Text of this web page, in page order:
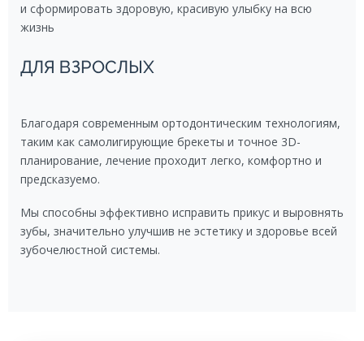
и сформировать здоровую, красивую улыбку на всю
жизнь
ДЛЯ ВЗРОСЛЫХ
Благодаря современным ортодонтическим технологиям,
таким как самолигирующие брекеты и точное 3D-
планирование, лечение проходит легко, комфортно и
предсказуемо.
Мы способны эффективно исправить прикус и выровнять
зубы, значительно улучшив не эстетику и здоровье всей
зубочелюстной системы.